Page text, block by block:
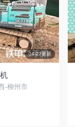
04-27更新
-柳州市